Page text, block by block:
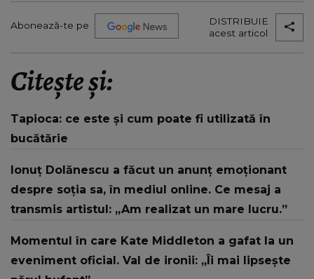
Abonează-te pe
DISTRIBUIE
acest articol
Citește și:
Tapioca: ce este și cum poate fi utilizată în
bucătărie
Ionuț Dolănescu a făcut un anunț emoționant
despre soția sa, în mediul online. Ce mesaj a
transmis artistul: „Am realizat un mare lucru.”
Momentul în care Kate Middleton a gafat la un
eveniment oficial. Val de ironii: „Îi mai lipsește